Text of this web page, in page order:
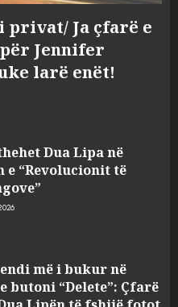
privat/ Ja çfarë e
Jennifer
larë enët!
Dua Lipa në
e “Revolucionit të
më i bukur në
butoni “Delete”: Çfarë
në Gjermani, këta
shqiptarët që humbën
aksident